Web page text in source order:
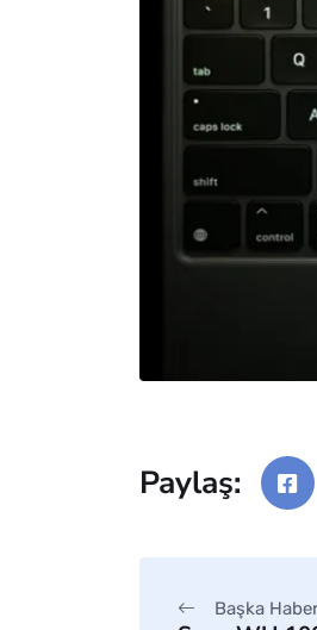
Paylaş:
Başka